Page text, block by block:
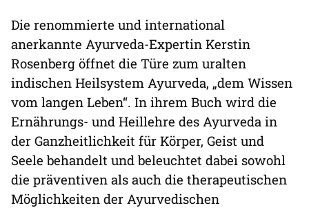
Die renommierte und international
anerkannte Ayurveda-Expertin Kerstin
Rosenberg öffnet die Türe zum uralten
indischen Heilsystem Ayurveda, „dem Wissen
vom langen Leben“. In ihrem Buch wird die
Ernährungs- und Heillehre des Ayurveda in
der Ganzheitlichkeit für Körper, Geist und
Seele behandelt und beleuchtet dabei sowohl
die präventiven als auch die therapeutischen
Möglichkeiten der Ayurvedischen